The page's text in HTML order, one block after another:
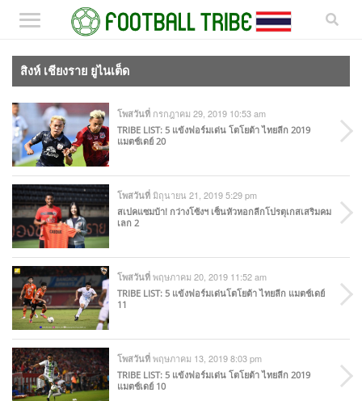
สิงห์ เชียงราย ยูไนเต็ด
โพสวันที่ กรกฎาคม 29, 2019 10:53 am
TRIBE LIST: 5 แข้งฟอร์มเด่น โตโยต้า ไทยลีก 2019
แมตช์เดย์ 20
โพสวันที่ มิถุนายน 21, 2019 5:29 pm
สเปคแซมบ้า! กว่างโซ้งฯ เซ็นหัวหอกลีกโปรตุเกสเสริมคม
เลก 2
โพสวันที่ พฤษภาคม 20, 2019 11:52 am
TRIBE LIST: 5 แข้งฟอร์มเด่นโตโยต้า ไทยลีก แมตช์เดย์
11
โพสวันที่ พฤษภาคม 13, 2019 8:03 pm
TRIBE LIST: 5 แข้งฟอร์มเด่น โตโยต้า ไทยลีก 2019
แมตช์เดย์ 10